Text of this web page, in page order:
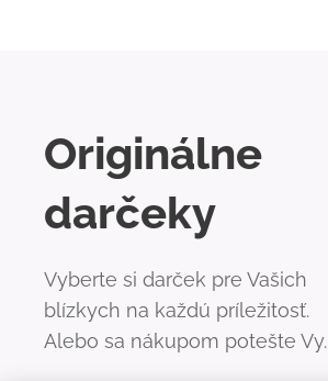
Originálne
darčeky
Vyberte si darček pre Vašich
blízkych na každú príležitosť.
Alebo sa nákupom potešte Vy.